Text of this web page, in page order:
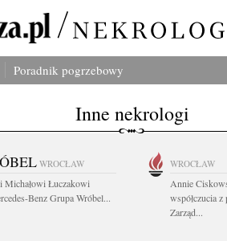
Poradnik pogrzebowy
Inne nekrologi
WROCŁAW
Michałowi Łuczakowi
Benz Grupa Wróbel...
WROCŁAW
Annie
współczucia
Zarząd...